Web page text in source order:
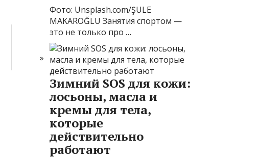
Фото: Unsplash.com/ŞULE
MAKAROĞLU Занятия спортом —
это не только про …
Зимний SOS для кожи:
лосьоны, масла и
кремы для тела,
которые
действительно
работают